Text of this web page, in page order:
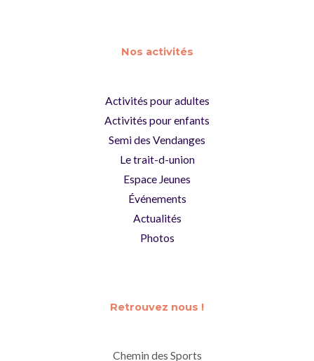
Nos activités
Activités pour adultes
Activités pour enfants
Semi des Vendanges
Le trait-d-union
Espace Jeunes
Événements
Actualités
Photos
Retrouvez nous !
Chemin des Sports